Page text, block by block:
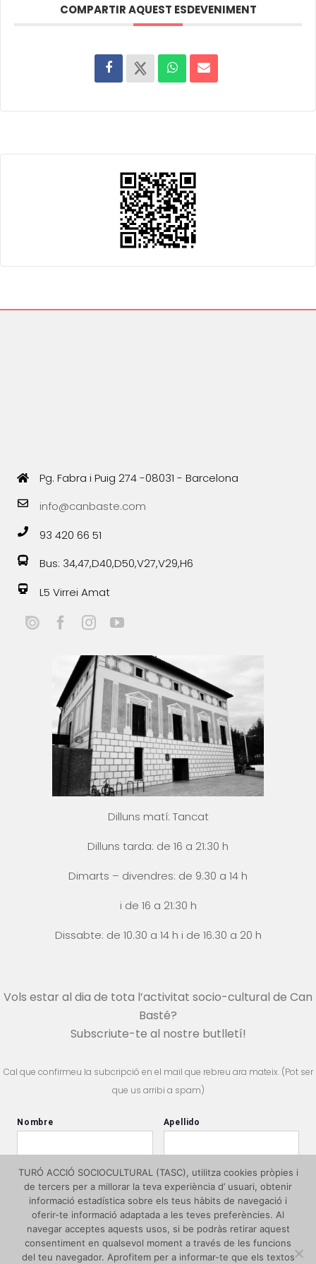
COMPARTIR AQUEST ESDEVENIMENT
Pg. Fabra i Puig 274 -08031 - Barcelona
info@canbaste.com
93 420 66 51
Bus: 34,47,D40,D50,V27,V29,H6
L5 Virrei Amat
Dilluns matí: Tancat
Dilluns tarda: de 16 a 21:30 h
Dimarts – divendres: de 9.30 a 14 h
i de 16 a 21:30 h
Dissabte: de 10.30 a 14 h i de 16.30 a 20 h
Vols estar al dia de tota l’activitat socio-cultural de Can
Basté?
Subscriute-te al nostre butlletí!
Cal que confirmeu la subcripció en el mail que rebreu ara mateix. (Pot ser
que us arribi a spam)
TURÓ ACCIÓ SOCIOCULTURAL (TASC), utilitza cookies pròpies i
de tercers per a millorar la teva experiència d’ usuari, obtenir
informació estadística sobre els teus hàbits de navegació i
oferir-te informació adaptada a les teves preferències. Al
navegar acceptes aquests usos, si be podràs retirar aquest
consentiment en qualsevol moment a través de les funcions
del teu navegador. Aprofitem per a informar-te que els textos